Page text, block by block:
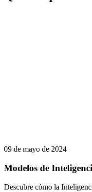
09 de mayo de 2024
Modelos de
Descubre cómo la